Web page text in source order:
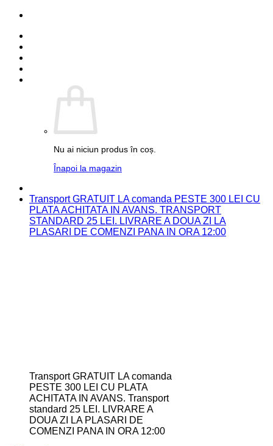
Skip
content
Nu ai niciun produs în coș.
Înapoi la magazin
Transport GRATUIT LA comanda PESTE 300 LEI CU
PLATA ACHITATA IN AVANS. TRANSPORT
STANDARD 25 LEI. LIVRARE A DOUA ZI LA
PLASARI DE COMENZI PANA IN ORA 12:00
Transport GRATUIT LA comanda
PESTE 300 LEI CU PLATA
ACHITATA IN AVANS. Transport
standard 25 LEI. LIVRARE A
DOUA ZI LA PLASARI DE
COMENZI PANA IN ORA 12:00